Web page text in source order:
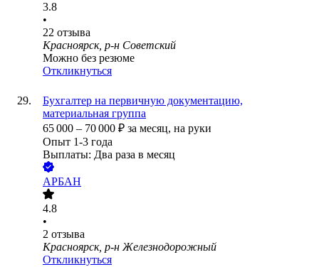
3.8
•
22 отзыва
Красноярск, р-н Советский
Можно без резюме
Откликнуться
Бухгалтер на первичную документацию,
материальная группа
65 000 – 70 000 ₽ за месяц, на руки
Опыт 1-3 года
Выплаты: Два раза в месяц
АРБАН
4.8
•
2 отзыва
Красноярск, р-н Железнодорожный
Откликнуться